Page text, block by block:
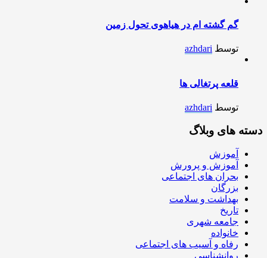
گم گشته ام در هیاهوی تحول زمین
توسط azhdari
قلعه پرتغالی ها
توسط azhdari
دسته های وبلاگ
آموزش
آموزش و پرورش
بحران های اجتماعی
بزرگان
بهداشت و سلامت
تاریخ
جامعه شهری
خانواده
رفاه و آسیب های اجتماعی
روانشناسی